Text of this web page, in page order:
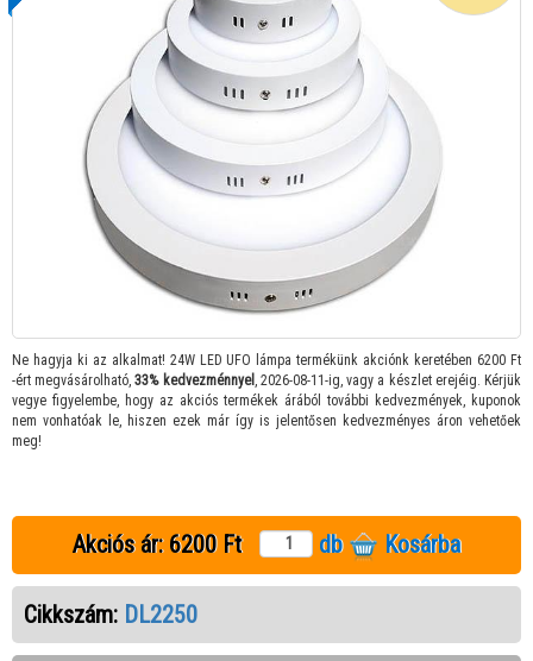
Ne hagyja ki az alkalmat! 24W LED UFO lámpa termékünk akciónk keretében 6200 Ft
-ért megvásárolható,33% kedvezménnyel , 2026-08-11-ig, vagy a készlet erejéig. Kérjük
vegye figyelembe, hogy az akciós termékek árából további kedvezmények, kuponok
nem vonhatóak le, hiszen ezek már így is jelentősen kedvezményes áron vehetőek
meg!
Akciós ár: 6200 Ft db Kosárba
Cikkszám: DL2250